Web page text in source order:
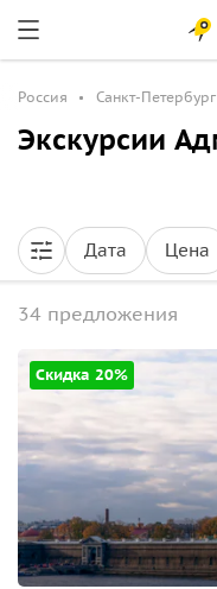
Россия Санкт-Петербург
Экскурсии
Дата Цена
34 предложения
Скидка 20%